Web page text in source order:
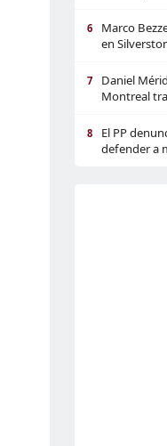
6
Marco
en
7
Daniel
Montreal
8
El PP
defender a